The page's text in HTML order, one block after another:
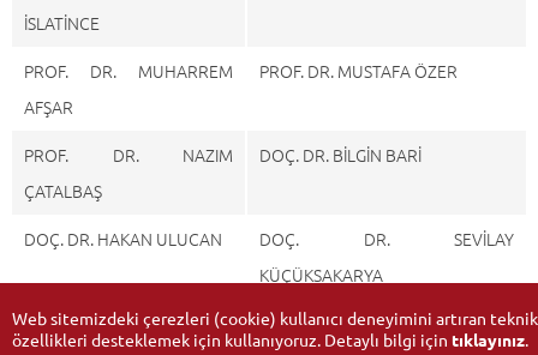
İSLATİNCE
PROF. DR. MUHARREM
AFŞAR
PROF. DR. MUSTAFA ÖZER
PROF. DR. NAZIM
ÇATALBAŞ
DOÇ. DR. BİLGİN BARİ
DOÇ. DR. HAKAN ULUCAN
DOÇ. DR. SEVİLAY
KÜÇÜKSAKARYA
Web sitemizdeki çerezleri (cookie) kullanıcı deneyimini artıran teknik
özellikleri desteklemek için kullanıyoruz. Detaylı bilgi için tıklayınız.